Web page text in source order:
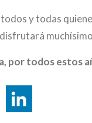
todos y todas
por todos estos